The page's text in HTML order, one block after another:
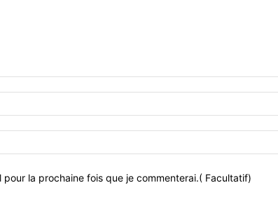
pour la prochaine fois que je commenterai.( Facultatif)